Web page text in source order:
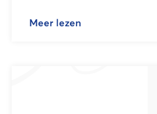
Meer lezen